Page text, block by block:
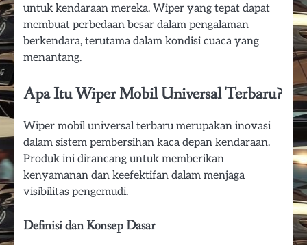
untuk kendaraan mereka. Wiper yang tepat dapat
membuat perbedaan besar dalam pengalaman
berkendara, terutama dalam kondisi cuaca yang
menantang.
Apa Itu Wiper Mobil Universal Terbaru?
Wiper mobil universal terbaru merupakan inovasi
dalam sistem pembersihan kaca depan kendaraan.
Produk ini dirancang untuk memberikan
kenyamanan dan keefektifan dalam menjaga
visibilitas pengemudi.
Definisi dan Konsep Dasar